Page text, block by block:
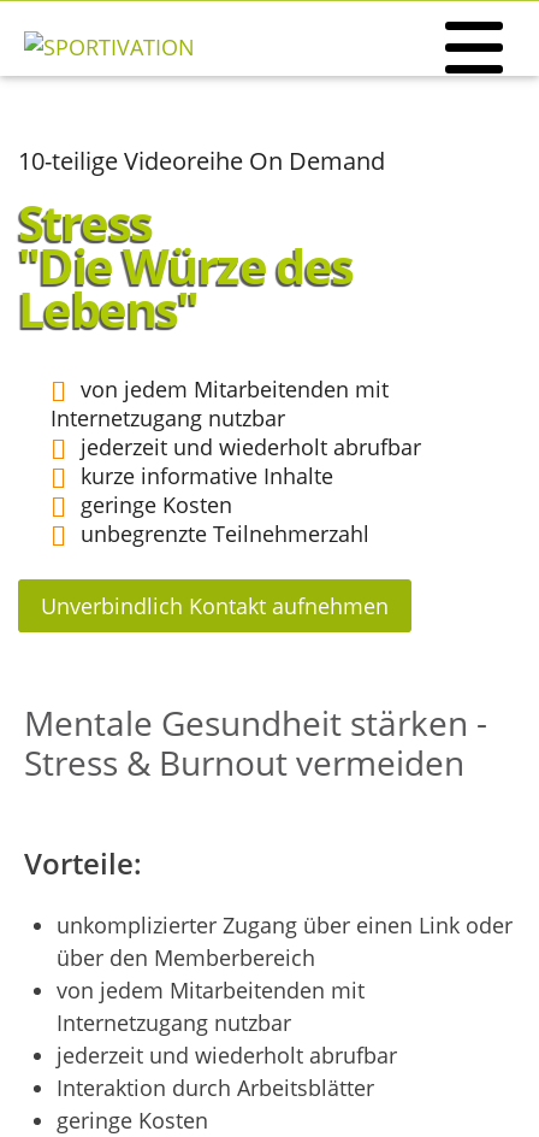
10-teilige Videoreihe On Demand
Stress
"Die Würze des
Lebens"
von jedem Mitarbeitenden mit
Internetzugang nutzbar
jederzeit und wiederholt abrufbar
kurze informative Inhalte
geringe Kosten
unbegrenzte Teilnehmerzahl
Unverbindlich Kontakt aufnehmen
Mentale Gesundheit stärken -
Stress & Burnout vermeiden
Vorteile:
unkomplizierter Zugang über einen Link oder
über den Memberbereich
von jedem Mitarbeitenden mit
Internetzugang nutzbar
jederzeit und wiederholt abrufbar
Interaktion durch Arbeitsblätter
geringe Kosten